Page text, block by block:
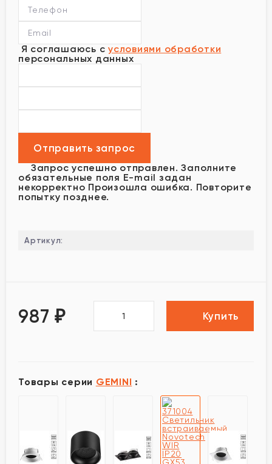
Я соглашаюсь с условиями обработки
персональных данных
Запрос успешно отправлен. Заполните
обязательные поля E-mail задан
некорректно Произошла ошибка. Повторите
попытку позднее.
Артикул:
987 ₽ Купить
Товары серии GEMINI :